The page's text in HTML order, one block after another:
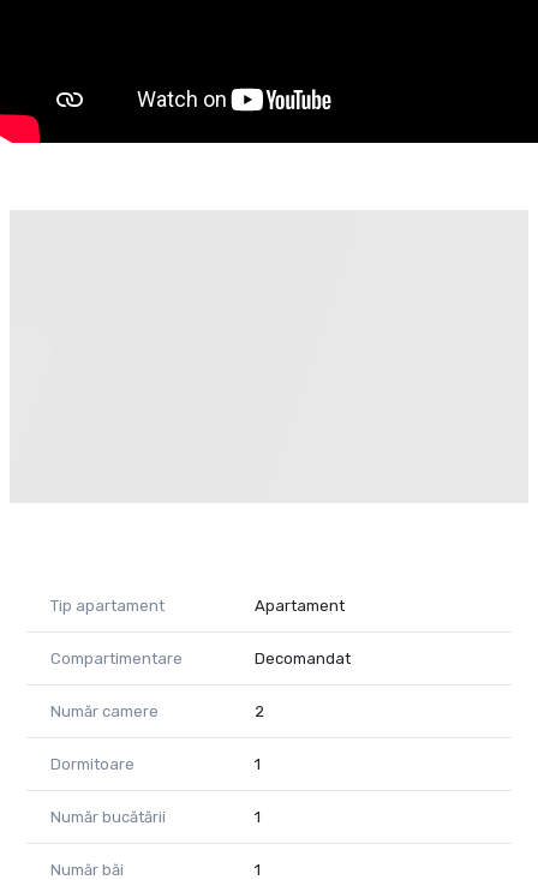
dezvoltare.
Pentru mai multe detalii sau programarea unei vizionări, vă
Cosmina Ciucioiu - consultant imobiliar Property Lab
Tip apartament Apartament
Compartimentare Decomandat
Număr camere 2
Dormitoare 1
Număr bucătării 1
Număr băi 1